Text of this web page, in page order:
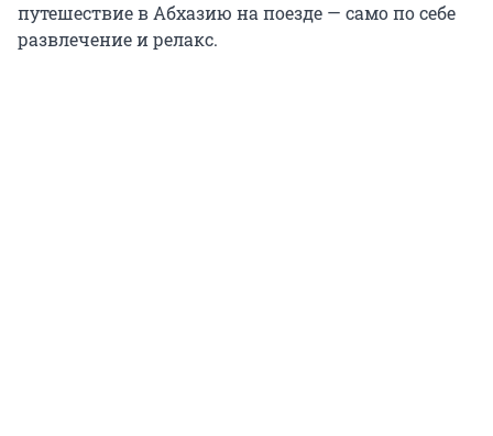
путешествие в Абхазию на поезде — само по себе
развлечение и релакс.